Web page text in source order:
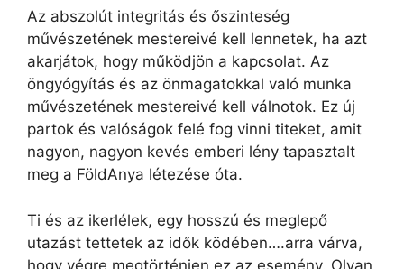
Az abszolút integritás és őszinteség
művészetének mestereivé kell lennetek, ha azt
akarjátok, hogy működjön a kapcsolat. Az
öngyógyítás és az önmagatokkal való munka
művészetének mestereivé kell válnotok. Ez új
partok és valóságok felé fog vinni titeket, amit
nagyon, nagyon kevés emberi lény tapasztalt
meg a FöldAnya létezése óta.
Ti és az ikerlélek, egy hosszú és meglepő
utazást tettetek az idők ködében….arra várva,
hogy végre megtörténjen ez az esemény. Olyan